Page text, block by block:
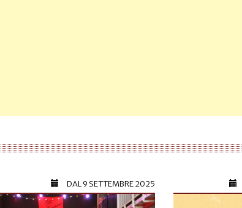
DAL9 SETTEMBRE 2025